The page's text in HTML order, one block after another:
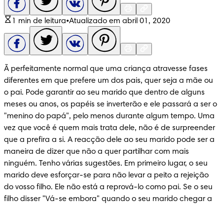
1 min de leitura•Atualizado em abril 01, 2020
Ã perfeitamente normal que uma criança atravesse fases
diferentes em que prefere um dos pais, quer seja a mãe ou
o pai. Pode garantir ao seu marido que dentro de alguns
meses ou anos, os papéis se inverterão e ele passará a ser o
"menino do papá", pelo menos durante algum tempo. Uma
vez que você é quem mais trata dele, não é de surpreender
que a prefira a si. A reacção dele ao seu marido pode ser a
maneira de dizer que não a quer partilhar com mais
ninguém. Tenho várias sugestões. Em primeiro lugar, o seu
marido deve esforçar-se para não levar a peito a rejeição
do vosso filho. Ele não está a reprová-lo como pai. Se o seu
filho disser "Vá-se embora" quando o seu marido chegar a